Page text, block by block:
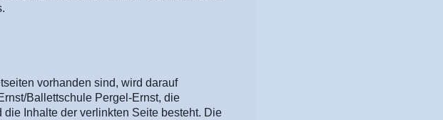
vorhanden sind, wird darauf
Ballettschule Pergel-Ernst, die
Inhalte der verlinkten Seite besteht. Die